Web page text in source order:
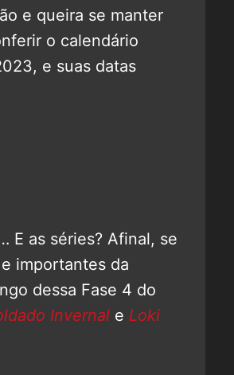
e queira se manter
o calendário
e suas datas
E as séries? Afinal, se
importantes da
dessa Fase 4 do
Invernal e Loki